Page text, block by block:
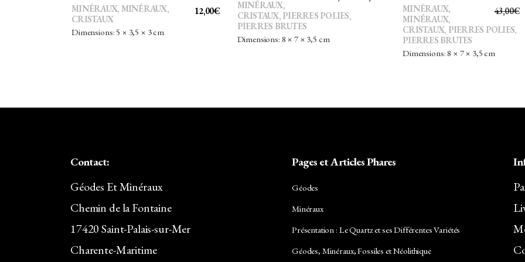
12,00€
MINÉRAUX, MINÉRAUX,
CRISTAUX
Dimensions: 5 × 3,5 × 3 cm
PRIX
ACTUEL
13,50€.
MINÉRAUX,
CRISTAUX, PIERRES POLIES,
PIERRES BRUTES
Dimensions: 8 × 7 × 3,5 cm
43,00€
MINÉRAUX,
MINÉRAUX,
CRISTAUX, PIERRES POLIES,
PIERRES BRUTES
Dimensions: 8 × 7 × 3,5 cm
Contact:
Géodes Et Minéraux
Chemin de la Fontaine
17420 Saint-Palais-sur-Mer
Charente-Maritime
Pages et Articles Phares
Géodes
Minéraux
Présentation : Le Quartz et ses Différentes Variétés
Géodes, Minéraux, Fossiles et Néolithique